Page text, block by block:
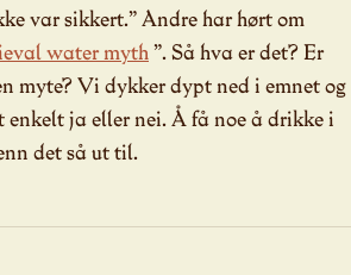
var sikkert.” Andre har hørt om
water myth”. Så hva er det? Er
myte? Vi dykker dypt ned i emnet og
ja eller nei. Å få noe å drikke i
det så ut til.